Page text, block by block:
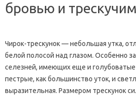
бровью и
Чирок-трескунок — небольшая утка,
белой полосой над глазом. Особенно
селезней, имеющих еще и голубоватые
пестрые, как большинство уток, и
выразительная. Размером трескунок